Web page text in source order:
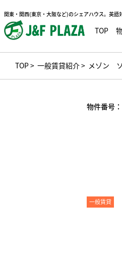
関東・関西(東京・大阪など)のシェアハウス。英語
TOP
TOP> 一般賃貸紹介> メゾン
物件番号：
一般賃貸